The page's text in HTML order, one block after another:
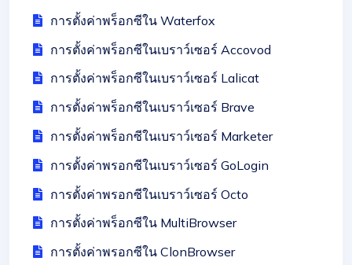
การตั้งค่าพร็อกซีใน Waterfox
การตั้งค่าพร็อกซีในเบราว์เซอร์ Accovod
การตั้งค่าพร็อกซีในเบราว์เซอร์ Lalicat
การตั้งค่าพร็อกซีในเบราว์เซอร์ Brave
การตั้งค่าพร็อกซีในเบราว์เซอร์ Marketer
การตั้งค่าพรอกซีในเบราว์เซอร์ GoLogin
การตั้งค่าพรอกซีในเบราว์เซอร์ Octo
การตั้งค่าพร็อกซีใน MultiBrowser
การตั้งค่าพรอกซีใน ClonBrowser